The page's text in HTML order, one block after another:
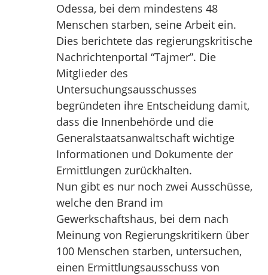
Odessa, bei dem mindestens 48
Menschen starben, seine Arbeit ein.
Dies berichtete das regierungskritische
Nachrichtenportal “Tajmer”. Die
Mitglieder des
Untersuchungsausschusses
begründeten ihre Entscheidung damit,
dass die Innenbehörde und die
Generalstaatsanwaltschaft wichtige
Informationen und Dokumente der
Ermittlungen zurückhalten.
Nun gibt es nur noch zwei Ausschüsse,
welche den Brand im
Gewerkschaftshaus, bei dem nach
Meinung von Regierungskritikern über
100 Menschen starben, untersuchen,
einen Ermittlungsausschuss von